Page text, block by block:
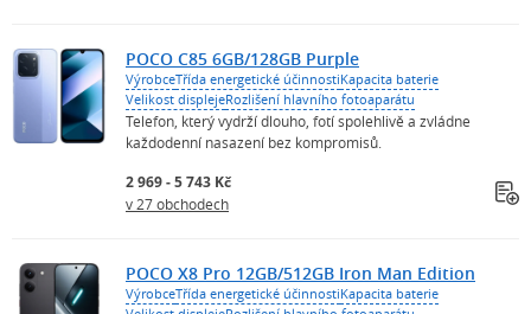
POCO C85 6GB/128GB Purple
VýrobceTřída energetické účinnostiKapacita baterie
Velikost displejeRozlišení hlavního fotoaparátu
Telefon, který vydrží dlouho, fotí spolehlivě a zvládne
každodenní nasazení bez kompromisů.
2 969 - 5 743 Kč
v 27 obchodech
POCO X8 Pro 12GB/512GB Iron Man Edition
VýrobceTřída energetické účinnostiKapacita baterie